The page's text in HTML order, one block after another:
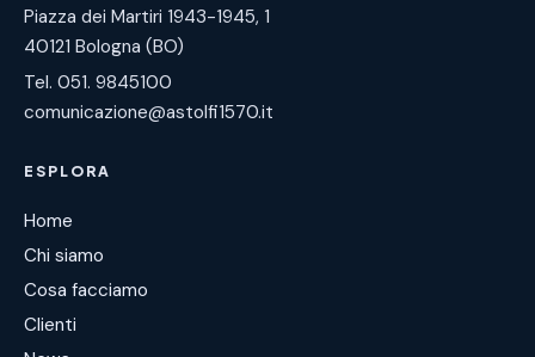
Piazza dei Martiri 1943-1945, 1
40121 Bologna (BO)
Tel. 051. 9845100
comunicazione@astolfi1570.it
ESPLORA
Home
Chi siamo
Cosa facciamo
Clienti